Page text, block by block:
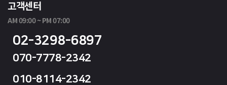
고객센터
AM 09:00 ~ PM 07:00
02-3298-6897
070-7778-2342
010-8114-2342